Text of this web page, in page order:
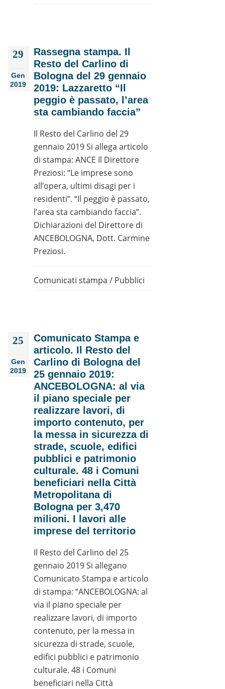
29
Gen
2019
Rassegna stampa. Il
Resto del Carlino di
Bologna del 29 gennaio
2019: Lazzaretto “Il
peggio è passato, l’area
sta cambiando faccia”
Il Resto del Carlino del 29
gennaio 2019 Si allega articolo
di stampa: ANCE Il Direttore
Preziosi: “Le imprese sono
all’opera, ultimi disagi per i
residenti”. “Il peggio è passato,
l’area sta cambiando faccia”.
Dichiarazioni del Direttore di
ANCEBOLOGNA, Dott. Carmine
Preziosi.
Comunicati stampa / Pubblici
25
Gen
2019
Comunicato Stampa e
articolo. Il Resto del
Carlino di Bologna del
25 gennaio 2019:
ANCEBOLOGNA: al via
il piano speciale per
realizzare lavori, di
importo contenuto, per
la messa in sicurezza di
strade, scuole, edifici
pubblici e patrimonio
culturale. 48 i Comuni
beneficiari nella Città
Metropolitana di
Bologna per 3,470
milioni. I lavori alle
imprese del territorio
Il Resto del Carlino del 25
gennaio 2019 Si allegano
Comunicato Stampa e articolo
di stampa: “ANCEBOLOGNA: al
via il piano speciale per
realizzare lavori, di importo
contenuto, per la messa in
sicurezza di strade, scuole,
edifici pubblici e patrimonio
culturale. 48 i Comuni
beneficiari nella Città